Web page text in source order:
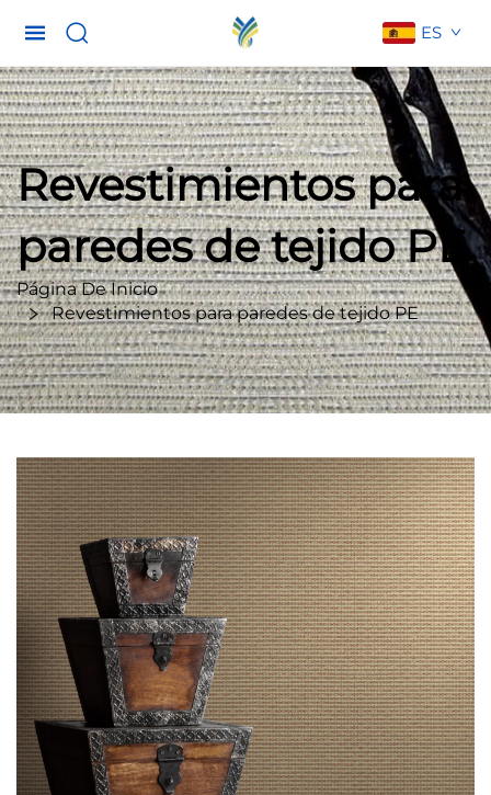
ES
Revestimientos para
paredes de tejido PE
Página De Inicio
Revestimientos para paredes de tejido PE